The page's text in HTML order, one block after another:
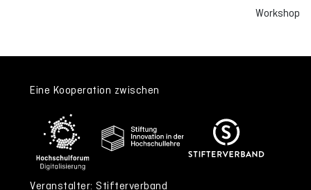
Workshop
Eine Kooperation zwischen
Veranstalter: Stifterverband